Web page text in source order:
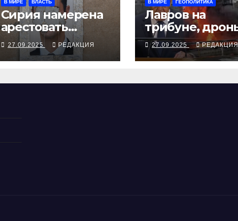
В МИРЕ ВЛАСТЬ
Сирия намерена
арестовать
бежавшего в
Москву экс-
диктатора
27.09.2025 РЕДАКЦИЯ
В МИРЕ ГЕОПОЛИТИКА
Лавров на
трибуне,
над Чувашией
27.09.2025 РЕДАКЦИЯ